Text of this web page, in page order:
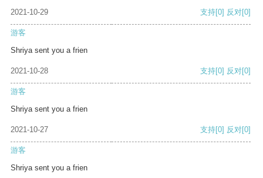
2021-10-29 支持[0] 反对[0]
游客
Shriya sent you a frien
2021-10-28 支持[0] 反对[0]
游客
Shriya sent you a frien
2021-10-27 支持[0] 反对[0]
游客
Shriya sent you a frien